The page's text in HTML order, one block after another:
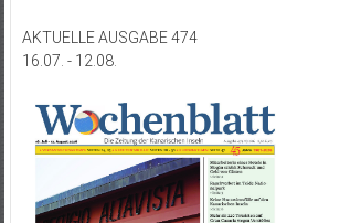
AKTUELLE AUSGABE 474
16.07. - 12.08.